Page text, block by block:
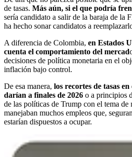
de tasas. Más aún, si el que podría
sería candidato a salir de la baraja de la
ha hecho sonar candidatos a
A diferencia de Colombia, en Estados
cuenta el comportamiento del mercad
decisiones de política monetaria en el
inflación bajo control.
De esa manera, los recortes de tasas
darían a finales de 2026 o a principios
de las políticas de Trump con el tema
manejaban muchos empleos que,
estarían dispuestos a ocupar.